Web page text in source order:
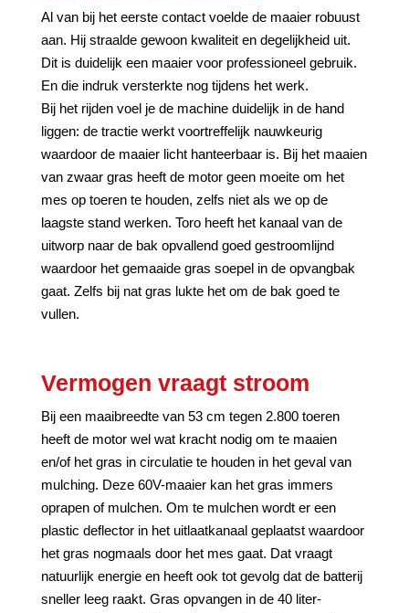
Al van bij het eerste contact voelde de maaier robuust
aan. Hij straalde gewoon kwaliteit en degelijkheid uit.
Dit is duidelijk een maaier voor professioneel gebruik.
En die indruk versterkte nog tijdens het werk.
Bij het rijden voel je de machine duidelijk in de hand
liggen: de tractie werkt voortreffelijk nauwkeurig
waardoor de maaier licht hanteerbaar is. Bij het maaien
van zwaar gras heeft de motor geen moeite om het
mes op toeren te houden, zelfs niet als we op de
laagste stand werken. Toro heeft het kanaal van de
uitworp naar de bak opvallend goed gestroomlijnd
waardoor het gemaaide gras soepel in de opvangbak
gaat. Zelfs bij nat gras lukte het om de bak goed te
vullen.
Vermogen vraagt stroom
Bij een maaibreedte van 53 cm tegen 2.800 toeren
heeft de motor wel wat kracht nodig om te maaien
en/of het gras in circulatie te houden in het geval van
mulching. Deze 60V-maaier kan het gras immers
oprapen of mulchen. Om te mulchen wordt er een
plastic deflector in het uitlaatkanaal geplaatst waardoor
het gras nogmaals door het mes gaat. Dat vraagt
natuurlijk energie en heeft ook tot gevolg dat de batterij
sneller leeg raakt. Gras opvangen in de 40 liter-